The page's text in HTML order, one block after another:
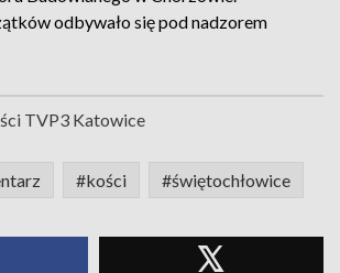
odbywało się pod nadzorem
TVP3 Katowice
#kości #świętochłowice